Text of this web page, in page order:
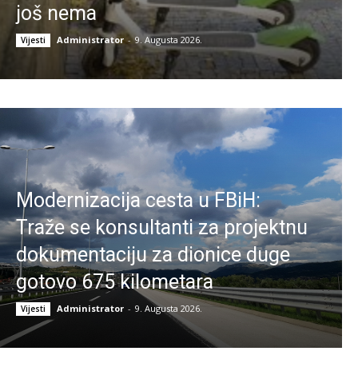
još nema
Vijesti Administrator - 9. Augusta 2026.
Modernizacija cesta u FBiH:
Traže se konsultanti za projektnu
dokumentaciju za dionice duge
gotovo 675 kilometara
Vijesti Administrator - 9. Augusta 2026.